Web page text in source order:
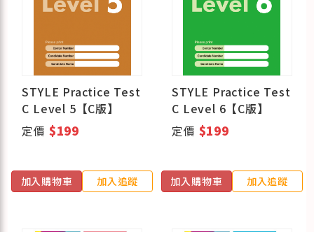
STYLE Practice Test
C Level 5【C版】
定價 $199
加入購物車 加入追蹤
STYLE Practice Test
C Level 6【C版】
定價 $199
加入購物車 加入追蹤